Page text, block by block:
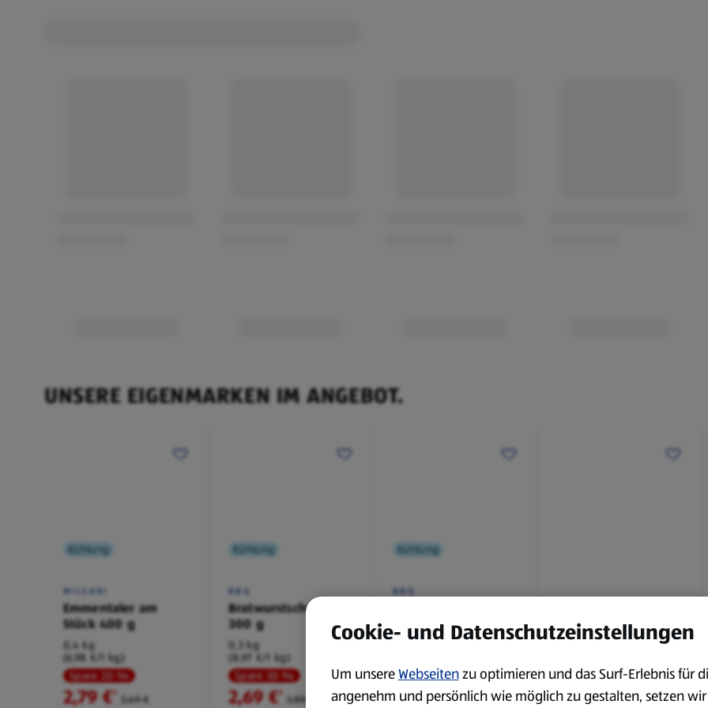
UNSERE EIGENMARKEN IM ANGEBOT.
Kühlung
MILSANI
Emmentaler am
Stück 400 g
0,4 kg
(6,98 €/1 kg)
Spare 20 %
2,79 €² 3,49 €
Kühlung
BBQ
Bratwurstschnecke
300 g
0,3 kg
(8,97 €/1 kg)
Spare 30 %
2,69 €² 3,89 €
Kühlung
BBQ
Kräuterbutter 175 g
0,18 kg
Spare 38 %
0,79 €² 1,29 €
0,75 l
0,75 l
Spare 20 %
2,79 €² 3,49 €
Cookie- und Datenschutzeinstellungen
Um unsereWebseitenzu optimieren und das Surf-Erlebnis für
angenehm und persönlich wie möglich zu gestalten, setzen wir